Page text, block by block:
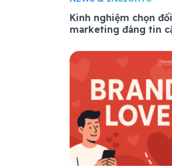
Kinh nghiệm chọn
marketing đáng tin